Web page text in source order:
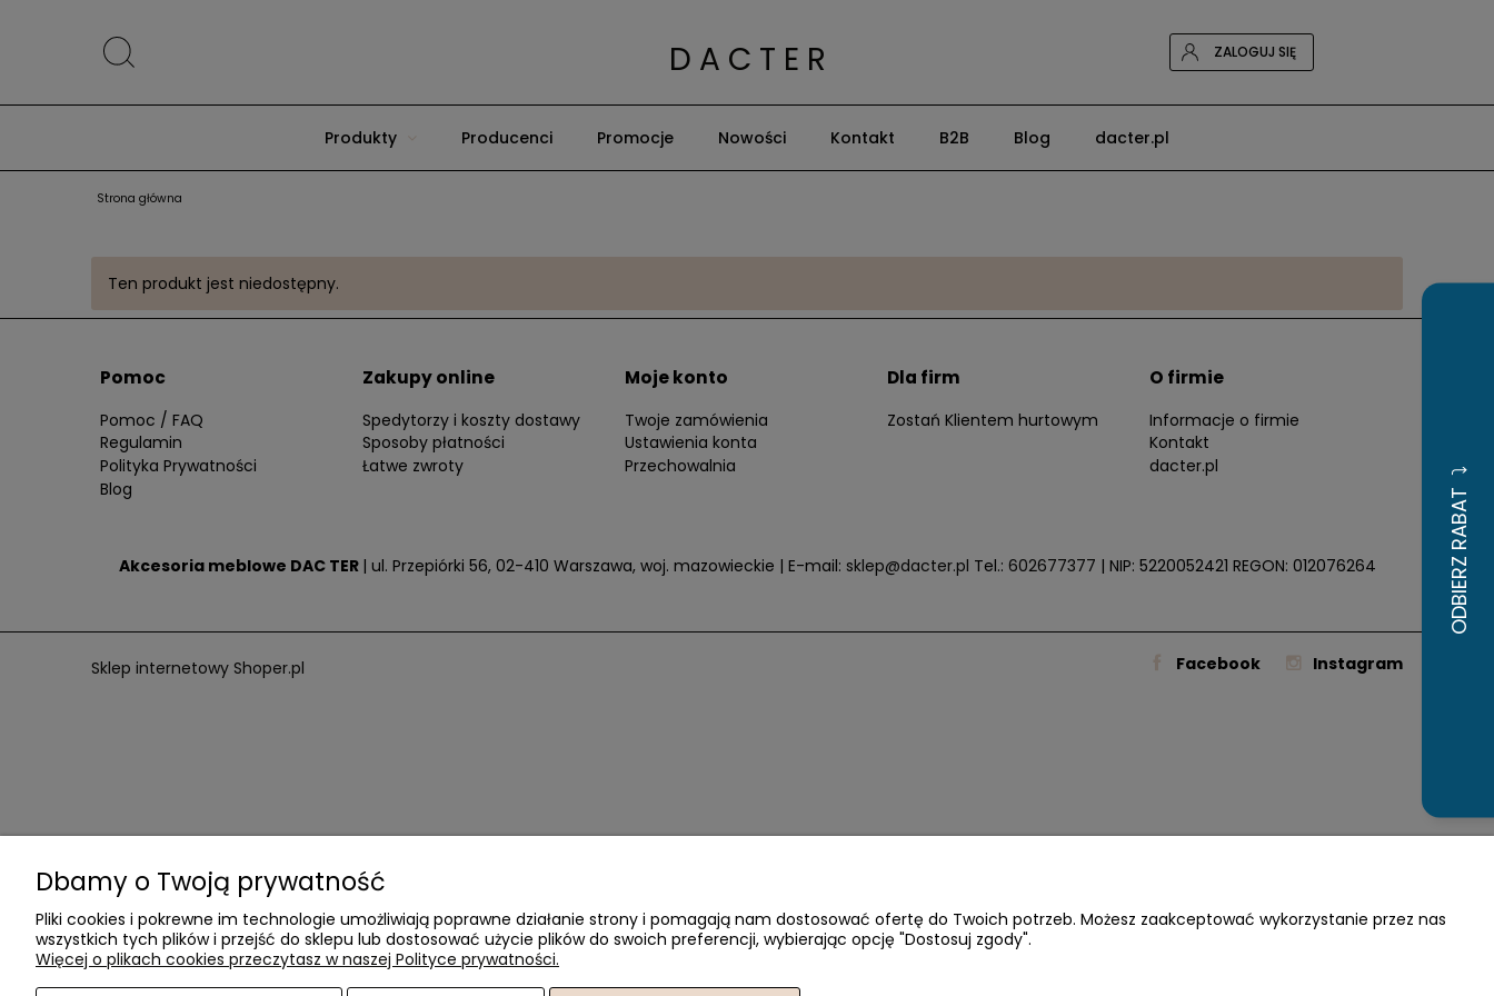
D A C T E R ZALOGUJ SIĘ
Produkty Producenci Promocje Nowości Kontakt B2B Blog dacter.pl
Strona główna
Ten produkt jest niedostępny.
Pomoc
Pomoc / FAQ
Regulamin
Polityka Prywatności
Blog
Zakupy online
Spedytorzy i koszty dostawy
Sposoby płatności
Łatwe zwroty
Moje konto
Twoje zamówienia
Ustawienia konta
Przechowalnia
Dla firm
Zostań Klientem hurtowym
O firmie
Informacje o firmie
Kontakt
dacter.pl
Akcesoria meblowe DAC TER | ul. Przepiórki 56, 02-410 Warszawa, woj. mazowieckie | E-mail: sklep@dacter.pl Tel.: 602677377 | NIP: 5220052421 REGON: 012076264
Sklep internetowy Shoper.pl Facebook Instagram
Dbamy o Twoją prywatność
Pliki cookies i pokrewne im technologie umożliwiają poprawne działanie strony i pomagają nam dostosować ofertę do Twoich potrzeb. Możesz zaakceptować wykorzystanie przez nas
wszystkich tych plików i przejść do sklepu lub dostosować użycie plików do swoich preferencji, wybierając opcję "Dostosuj zgody".
Więcej o plikach cookies przeczytasz w naszej Polityce prywatności.